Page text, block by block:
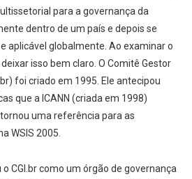
para a governança da
dentro de um país e depois se
aplicável globalmente. Ao examinar o
isso bem claro. O Comitê Gestor
foi criado em 1995. Ele antecipou
que a ICANN (criada em 1998)
uma referência para as
WSIS 2005.
CGI.br como um órgão de governança